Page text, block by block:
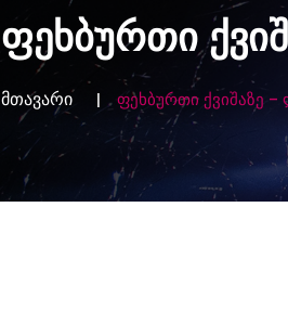
ფეხბურთი
მთავარი ფეხბურთი ქვიშაზე –